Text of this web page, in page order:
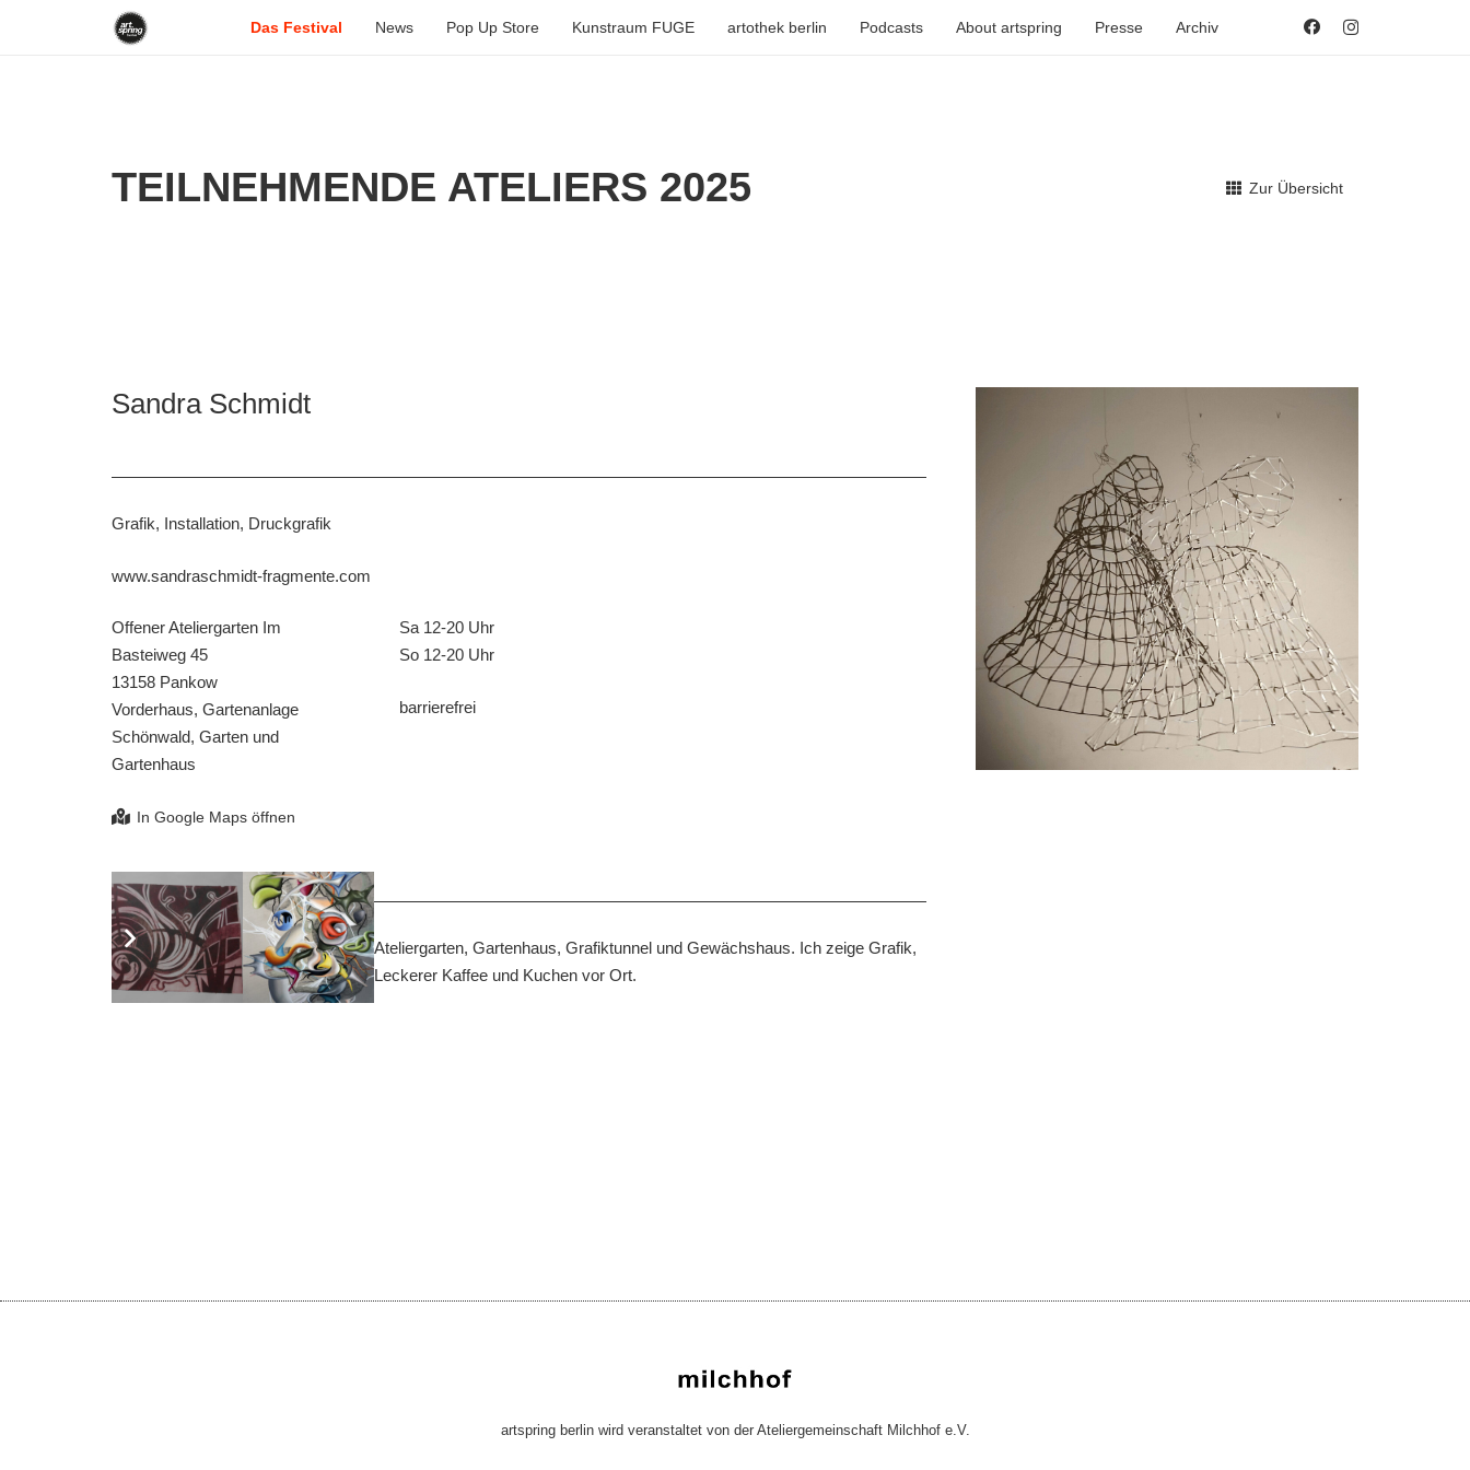
Das Festival News Pop Up Store Kunstraum FUGE artothek berlin Podcasts About artspring Presse Archiv
TEILNEHMENDE ATELIERS 2025 Zur Übersicht
Sandra Schmidt
Grafik, Installation, Druckgrafik
www.sandraschmidt-fragmente.com
Offener Ateliergarten Im
Basteiweg 45
13158 Pankow
Vorderhaus, Gartenanlage
Schönwald, Garten und
Gartenhaus
Sa 12-20 Uhr
So 12-20 Uhr
barrierefrei
Arbeiten mehrerer Künstler*innen im Ateliergarten, Gartenhaus, Grafiktunnel und Gewächshaus. Ich zeige Grafik,
Installation/Objekte und Druckgrafik. Leckerer Kaffee und Kuchen vor Ort.
artspring berlin wird veranstaltet von der Ateliergemeinschaft Milchhof e.V.